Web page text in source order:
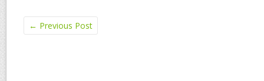
← Previous Post